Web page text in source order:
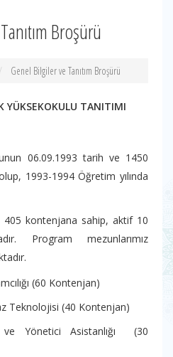
Broşürü
Genel Bilgiler ve Tanıtım Broşürü
YÜKSEKOKULU TANITIMI
06.09.1993 tarih ve 1450
olup, 1993-1994 Öğretim yılında
405 kontenjana sahip, aktif 10
Program mezunlarımız
(60 Kontenjan)
Teknolojisi (40 Kontenjan)
Yönetici Asistanlığı (30